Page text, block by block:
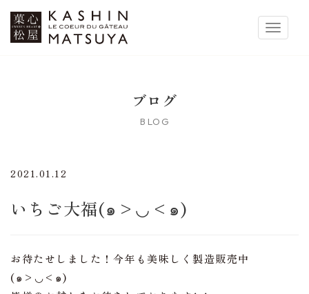
ブログ
BLOG
2021.01.12
いちご大福(๑>◡<๑)
お待たせしました！今年も美味しく製造販売中
(๑>◡<๑)